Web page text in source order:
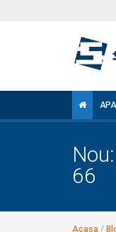
66
Acasa /